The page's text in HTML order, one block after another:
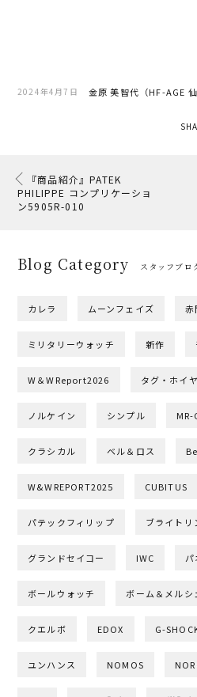
2024年4月7日 金原 美智代（HF-AGE 仙
『商品紹介』PATEK
PHILIPPE コンプリケーショ
ン5905R-010
Blog Category スタッフブロ
カレラ ムーンフェイズ 赤
ミリタリーウォッチ 新作
W＆WReport2026 タグ・ホイ
ノルケイン シンプル MR-
クラシカル ベル＆ロス
W&WREPORT2025 CUBITUS
パテックフィリップ ブライトリ
グランドセイコー IWC パ
ボールウォッチ ボーム＆メルシ
クエルボ EDOX G-
ユンハンス NOMOS